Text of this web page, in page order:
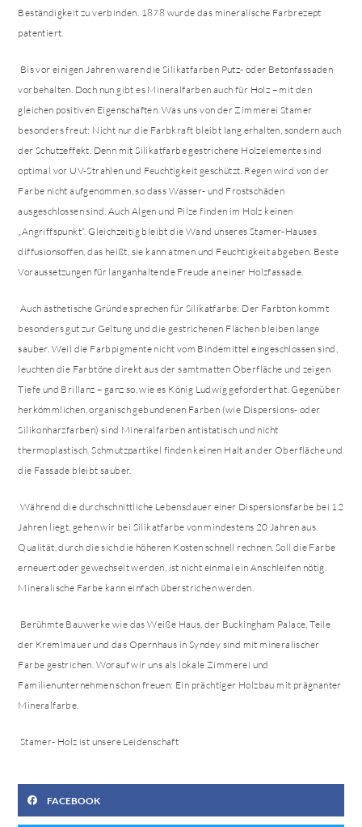
Beständigkeit zu verbinden. 1878 wurde das mineralische Farbrezept
patentiert.
Bis vor einigen Jahren waren die Silikatfarben Putz- oder Betonfassaden
vorbehalten. Doch nun gibt es Mineralfarben auch für Holz – mit den
gleichen positiven Eigenschaften. Was uns von der Zimmerei Stamer
besonders freut: Nicht nur die Farbkraft bleibt lang erhalten, sondern auch
der Schutzeffekt. Denn mit Silikatfarbe gestrichene Holzelemente sind
optimal vor UV-Strahlen und Feuchtigkeit geschützt. Regen wird von der
Farbe nicht aufgenommen, so dass Wasser- und Frostschäden
ausgeschlossen sind. Auch Algen und Pilze finden im Holz keinen
„Angriffspunkt“. Gleichzeitig bleibt die Wand unseres Stamer-Hauses
diffusionsoffen, das heißt, sie kann atmen und Feuchtigkeit abgeben. Beste
Voraussetzungen für langanhaltende Freude an einer Holzfassade.
Auch ästhetische Gründe sprechen für Silikatfarbe: Der Farbton kommt
besonders gut zur Geltung und die gestrichenen Flächen bleiben lange
sauber. Weil die Farbpigmente nicht vom Bindemittel eingeschlossen sind,
leuchten die Farbtöne direkt aus der samtmatten Oberfläche und zeigen
Tiefe und Brillanz – ganz so, wie es König Ludwig gefordert hat. Gegenüber
herkömmlichen, organisch gebundenen Farben (wie Dispersions- oder
Silikonharzfarben) sind Mineralfarben antistatisch und nicht
thermoplastisch. Schmutzpartikel finden keinen Halt an der Oberfläche und
die Fassade bleibt sauber.
Während die durchschnittliche Lebensdauer einer Dispersionsfarbe bei 12
Jahren liegt, gehen wir bei Silikatfarbe von mindestens 20 Jahren aus.
Qualität, durch die sich die höheren Kosten schnell rechnen. Soll die Farbe
erneuert oder gewechselt werden, ist nicht einmal ein Anschleifen nötig.
Mineralische Farbe kann einfach überstrichen werden.
Berühmte Bauwerke wie das Weiße Haus, der Buckingham Palace, Teile
der Kremlmauer und das Opernhaus in Syndey sind mit mineralischer
Farbe gestrichen. Worauf wir uns als lokale Zimmerei und
Familienunternehmen schon freuen: Ein prächtiger Holzbau mit prägnanter
Mineralfarbe.
Stamer- Holz ist unsere Leidenschaft
FACEBOOK